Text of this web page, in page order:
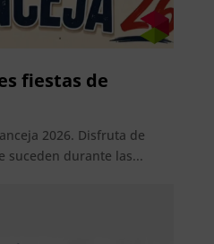
fiestas de
2026. Disfruta de
suceden durante las...